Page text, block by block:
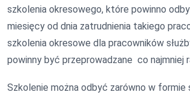
szkolenia okresowego, które powinno
miesięcy od dnia zatrudnienia takiego
szkolenia okresowe dla pracowników
powinny być przeprowadzane co najmniej
Szkolenie można odbyć zarówno w formie